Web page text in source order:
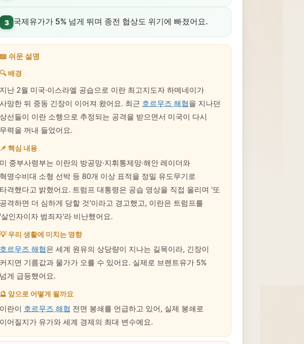
3 국제유가가 5% 넘게 뛰며 종전 협상도 위기에 빠졌어요.
📖 쉬운 설명
🔍 배경
지난 2월 미국·이스라엘 공습으로 이란 최고지도자 하메네이가
사망한 뒤 중동 긴장이 이어져 왔어요. 최근 호르무즈 해협을 지나던
상선들이 이란 소행으로 추정되는 공격을 받으면서 미국이 다시
무력을 꺼내 들었어요.
📌 핵심 내용
미 중부사령부는 이란의 방공망·지휘통제망·해안 레이더와
혁명수비대 소형 선박 등 80개 이상 표적을 정밀 유도무기로
타격했다고 밝혔어요. 트럼프 대통령은 공습 영상을 직접 올리며 '또
공격하면 더 심하게 당할 것'이라고 경고했고, 이란은 트럼프를
'살인자이자 범죄자'라 비난했어요.
💡 우리 생활에 미치는 영향
호르무즈 해협은 세계 원유의 상당량이 지나는 길목이라, 긴장이
커지면 기름값과 물가가 오를 수 있어요. 실제로 브렌트유가 5%
넘게 급등했어요.
🔮 앞으로 어떻게 될까요
이란이 호르무즈 해협 전면 봉쇄를 언급하고 있어, 실제 봉쇄로
이어질지가 유가와 세계 경제의 최대 변수예요.